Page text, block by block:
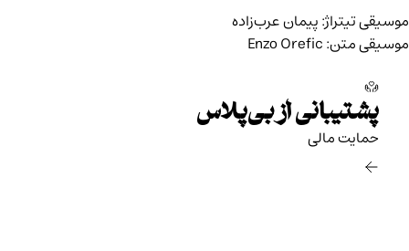
موسیقی تیتراژ: پیمان عرب‌زاده
موسیقی متن: Enzo Orefic
پشتیبانی از بی‌پلاس
حمایت مالی‌